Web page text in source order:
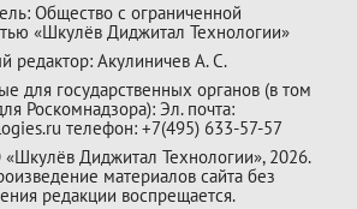
Общество с ограниченной
«Шкулёв Диджитал Технологии»
редактор: Акулиничев А. С.
для государственных органов (в том
Роскомнадзора): Эл. почта:
телефон: +7(495) 633-57-57
Диджитал Технологии», 2026.
материалов сайта без
редакции воспрещается.